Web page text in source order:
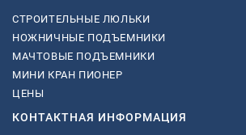
СТРОИТЕЛЬНЫЕ ЛЮЛЬКИ
НОЖНИЧНЫЕ ПОДЪЕМНИКИ
МАЧТОВЫЕ ПОДЪЕМНИКИ
МИНИ КРАН ПИОНЕР
ЦЕНЫ
КОНТАКТНАЯ ИНФОРМАЦИЯ